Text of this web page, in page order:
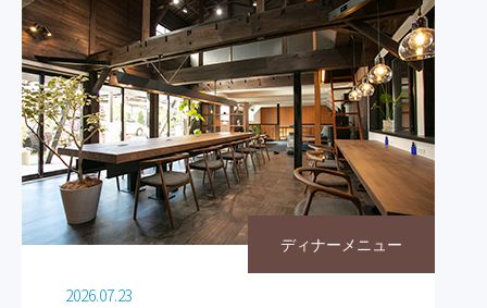
ディナーメニュー
2026.07.23